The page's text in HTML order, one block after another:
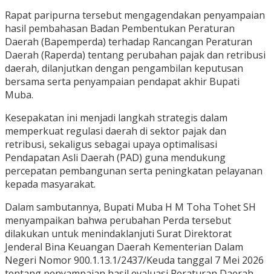
Rapat paripurna tersebut mengagendakan penyampaian
hasil pembahasan Badan Pembentukan Peraturan
Daerah (Bapemperda) terhadap Rancangan Peraturan
Daerah (Raperda) tentang perubahan pajak dan retribusi
daerah, dilanjutkan dengan pengambilan keputusan
bersama serta penyampaian pendapat akhir Bupati
Muba.
Kesepakatan ini menjadi langkah strategis dalam
memperkuat regulasi daerah di sektor pajak dan
retribusi, sekaligus sebagai upaya optimalisasi
Pendapatan Asli Daerah (PAD) guna mendukung
percepatan pembangunan serta peningkatan pelayanan
kepada masyarakat.
Dalam sambutannya, Bupati Muba H M Toha Tohet SH
menyampaikan bahwa perubahan Perda tersebut
dilakukan untuk menindaklanjuti Surat Direktorat
Jenderal Bina Keuangan Daerah Kementerian Dalam
Negeri Nomor 900.1.13.1/2437/Keuda tanggal 7 Mei 2026